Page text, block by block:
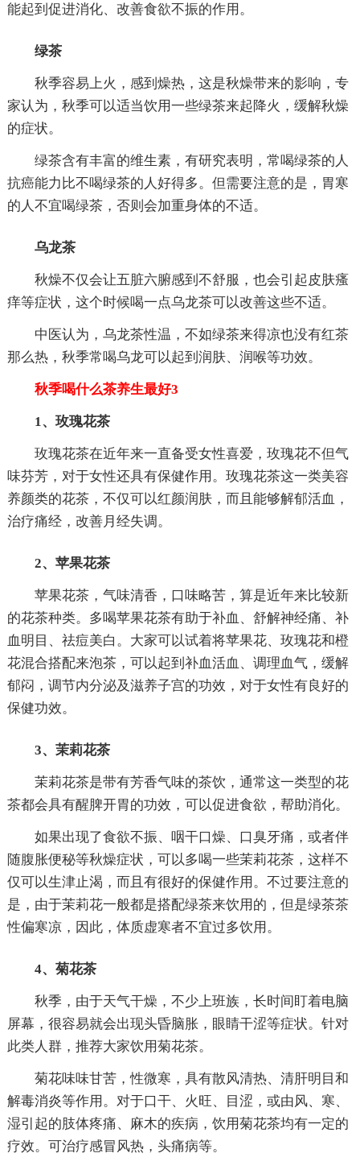
能起到促进消化、改善食欲不振的作用。
绿茶
秋季容易上火，感到燥热，这是秋燥带来的影响，专
家认为，秋季可以适当饮用一些绿茶来起降火，缓解秋燥
的症状。
绿茶含有丰富的维生素，有研究表明，常喝绿茶的人
抗癌能力比不喝绿茶的人好得多。但需要注意的是，胃寒
的人不宜喝绿茶，否则会加重身体的不适。
乌龙茶
秋燥不仅会让五脏六腑感到不舒服，也会引起皮肤瘙
痒等症状，这个时候喝一点乌龙茶可以改善这些不适。
中医认为，乌龙茶性温，不如绿茶来得凉也没有红茶
那么热，秋季常喝乌龙可以起到润肤、润喉等功效。
秋季喝什么茶养生最好3
1、玫瑰花茶
玫瑰花茶在近年来一直备受女性喜爱，玫瑰花不但气
味芬芳，对于女性还具有保健作用。玫瑰花茶这一类美容
养颜类的花茶，不仅可以红颜润肤，而且能够解郁活血，
治疗痛经，改善月经失调。
2、苹果花茶
苹果花茶，气味清香，口味略苦，算是近年来比较新
的花茶种类。多喝苹果花茶有助于补血、舒解神经痛、补
血明目、祛痘美白。大家可以试着将苹果花、玫瑰花和橙
花混合搭配来泡茶，可以起到补血活血、调理血气，缓解
郁闷，调节内分泌及滋养子宫的功效，对于女性有良好的
保健功效。
3、茉莉花茶
茉莉花茶是带有芳香气味的茶饮，通常这一类型的花
茶都会具有醒脾开胃的功效，可以促进食欲，帮助消化。
如果出现了食欲不振、咽干口燥、口臭牙痛，或者伴
随腹胀便秘等秋燥症状，可以多喝一些茉莉花茶，这样不
仅可以生津止渴，而且有很好的保健作用。不过要注意的
是，由于茉莉花一般都是搭配绿茶来饮用的，但是绿茶茶
性偏寒凉，因此，体质虚寒者不宜过多饮用。
4、菊花茶
秋季，由于天气干燥，不少上班族，长时间盯着电脑
屏幕，很容易就会出现头昏脑胀，眼睛干涩等症状。针对
此类人群，推荐大家饮用菊花茶。
菊花味味甘苦，性微寒，具有散风清热、清肝明目和
解毒消炎等作用。对于口干、火旺、目涩，或由风、寒、
湿引起的肢体疼痛、麻木的疾病，饮用菊花茶均有一定的
疗效。可治疗感冒风热，头痛病等。